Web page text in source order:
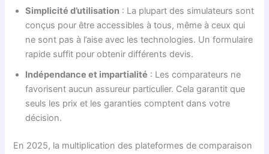
Simplicité d’utilisation : La plupart des simulateurs sont
conçus pour être accessibles à tous, même à ceux qui
ne sont pas à l’aise avec les technologies. Un formulaire
rapide suffit pour obtenir différents devis.
Indépendance et impartialité : Les comparateurs ne
favorisent aucun assureur particulier. Cela garantit que
seuls les prix et les garanties comptent dans votre
décision.
En 2025, la multiplication des plateformes de comparaison